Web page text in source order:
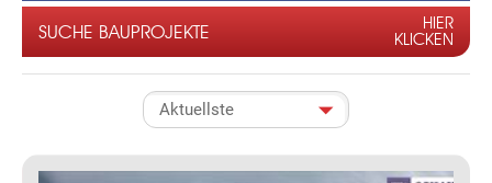
SUCHE BAUPROJEKTE
HIER
KLICKEN